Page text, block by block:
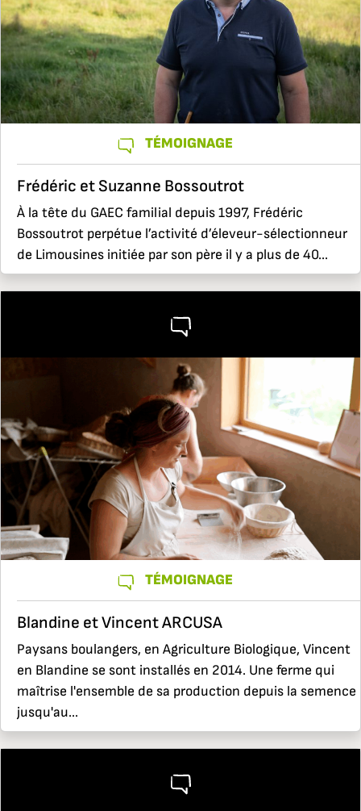
TÉMOIGNAGE
Frédéric et Suzanne Bossoutrot
À la tête du GAEC familial depuis 1997, Frédéric
Bossoutrot perpétue l’activité d’éleveur-sélectionneur
de Limousines initiée par son père il y a plus de 40...
TÉMOIGNAGE
Blandine et Vincent ARCUSA
Paysans boulangers, en Agriculture Biologique, Vincent
en Blandine se sont installés en 2014. Une ferme qui
maîtrise l'ensemble de sa production depuis la semence
jusqu'au...